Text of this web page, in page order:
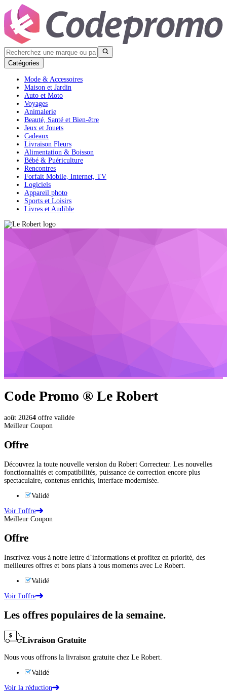
Catégories
Mode & Accessoires
Maison et Jardin
Auto et Moto
Voyages
Animalerie
Beauté, Santé et Bien-être
Jeux et Jouets
Cadeaux
Livraison Fleurs
Alimentation & Boisson
Bébé & Puériculture
Rencontres
Forfait Mobile, Internet, TV
Logiciels
Appareil photo
Sports et Loisirs
Livres et Audible
Code Promo ® Le Robert
août 20264 offre validée
Meilleur Coupon
Offre
Découvrez la toute nouvelle version du Robert Correcteur. Les nouvelles
fonctionnalités et compatibilités, puissance de correction encore plus
spectaculaire, contenus enrichis, interface modernisée.
Validé
Voir l'offre
Meilleur Coupon
Offre
Inscrivez-vous à notre lettre d’informations et profitez en priorité, des
meilleures offres et bons plans à tous moments avec Le Robert.
Validé
Voir l'offre
Les offres populaires de la semaine.
Livraison Gratuite
Nous vous offrons la livraison gratuite chez Le Robert.
Validé
Voir la réduction